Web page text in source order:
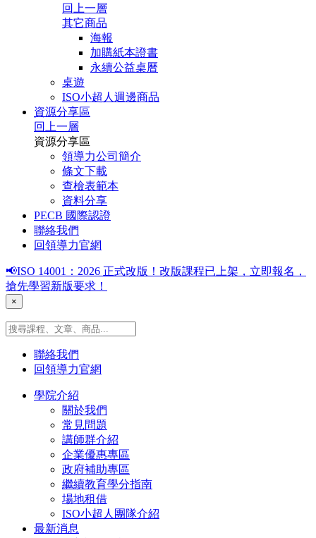
回上一層
其它商品
海報
加購紙本證書
永續公益桌曆
桌遊
ISO小超人週邊商品
資源分享區
回上一層
資源分享區
領導力公司簡介
條文下載
查檢表範本
資料分享
PECB 國際認證
聯絡我們
回領導力官網
📢ISO 14001：2026 正式改版！改版課程已上架，立即報名，
搶先學習新版要求！
×
聯絡我們
回領導力官網
學院介紹
關於我們
常見問題
講師群介紹
企業優惠專區
政府補助專區
繼續教育學分指南
場地租借
ISO小超人團隊介紹
最新消息